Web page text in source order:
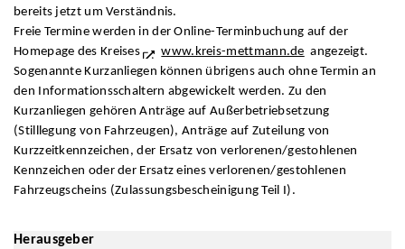
bereits jetzt um Verständnis.
Freie Termine werden in der Online-Terminbuchung auf der
Homepage des Kreises
www.kreis-mettmann.de angezeigt.
Sogenannte Kurzanliegen können übrigens auch ohne Termin an
den Informationsschaltern abgewickelt werden. Zu den
Kurzanliegen gehören Anträge auf Außerbetriebsetzung
(Stilllegung von Fahrzeugen), Anträge auf Zuteilung von
Kurzzeitkennzeichen, der Ersatz von verlorenen/gestohlenen
Kennzeichen oder der Ersatz eines verlorenen/gestohlenen
Fahrzeugscheins (Zulassungsbescheinigung Teil I).
Herausgeber